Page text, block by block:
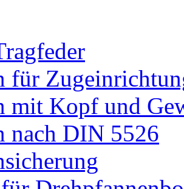
für
mit Kopf und
nach DIN 5526